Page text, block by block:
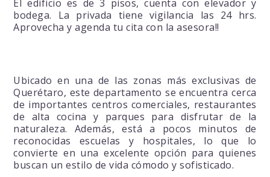
El edificio es de 3 pisos, cuenta con elevador y
bodega. La privada tiene vigilancia las 24 hrs.
Aprovecha y agenda tu cita con la asesora!!
Ubicado en una de las zonas más exclusivas de
Querétaro, este departamento se encuentra cerca
de importantes centros comerciales, restaurantes
de alta cocina y parques para disfrutar de la
naturaleza. Además, está a pocos minutos de
reconocidas escuelas y hospitales, lo que lo
convierte en una excelente opción para quienes
buscan un estilo de vida cómodo y sofisticado.